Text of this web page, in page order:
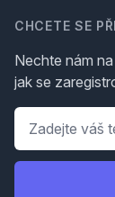
CHCETE SE
Nechte nám
jak se
Telefon